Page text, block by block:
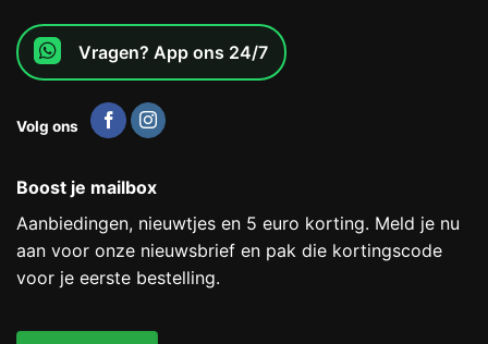
Vragen? App ons 24/7
Volg ons
Boost je mailbox
Aanbiedingen, nieuwtjes en 5 euro korting. Meld je nu
aan voor onze nieuwsbrief en pak die kortingscode
voor je eerste bestelling.